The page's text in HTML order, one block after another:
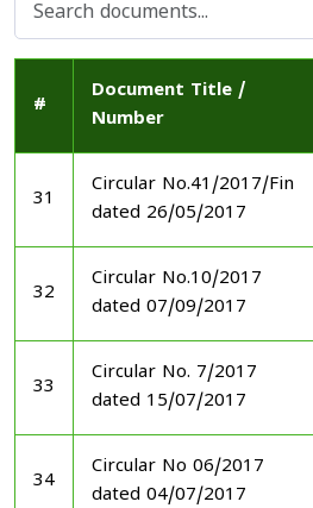
#
Document Title /
Number
31
Circular No.41/2017/Fin
dated 26/05/2017
32
Circular No.10/2017
dated 07/09/2017
33
Circular No. 7/2017
dated 15/07/2017
34
Circular No 06/2017
dated 04/07/2017